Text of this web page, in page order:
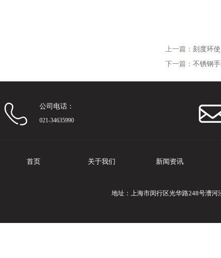
上一篇： 刻度环
下一篇： 不锈钢
公司电话：
021-34635990
首页 关于我们 新闻资讯
地址：上海市闵行区光华路248号漕